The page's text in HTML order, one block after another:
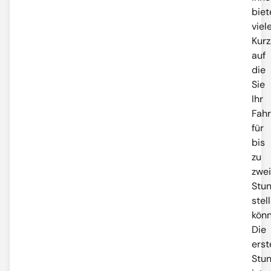
auf
die
Sie
Ihr
für
bis
zu
zwei
Die